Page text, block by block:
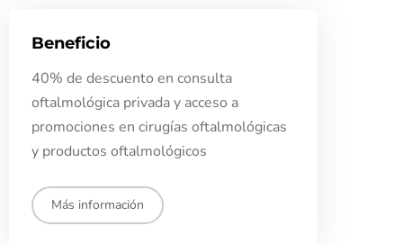
Beneficio
40% de descuento en consulta
oftalmológica privada y acceso a
promociones en cirugías oftalmológicas
y productos oftalmológicos
Más información